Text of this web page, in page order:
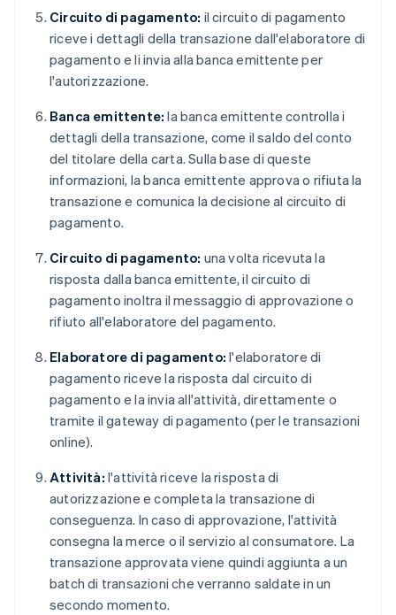
Circuito di pagamento: il circuito di pagamento
riceve i dettagli della transazione dall'elaboratore di
pagamento e li invia alla banca emittente per
l'autorizzazione.
Banca emittente: la banca emittente controlla i
dettagli della transazione, come il saldo del conto
del titolare della carta. Sulla base di queste
informazioni, la banca emittente approva o rifiuta la
transazione e comunica la decisione al circuito di
pagamento.
Circuito di pagamento: una volta ricevuta la
risposta dalla banca emittente, il circuito di
pagamento inoltra il messaggio di approvazione o
rifiuto all'elaboratore del pagamento.
Elaboratore di pagamento: l'elaboratore di
pagamento riceve la risposta dal circuito di
pagamento e la invia all'attività, direttamente o
tramite il gateway di pagamento (per le transazioni
online).
Attività: l'attività riceve la risposta di
autorizzazione e completa la transazione di
conseguenza. In caso di approvazione, l'attività
consegna la merce o il servizio al consumatore. La
transazione approvata viene quindi aggiunta a un
batch di transazioni che verranno saldate in un
secondo momento.